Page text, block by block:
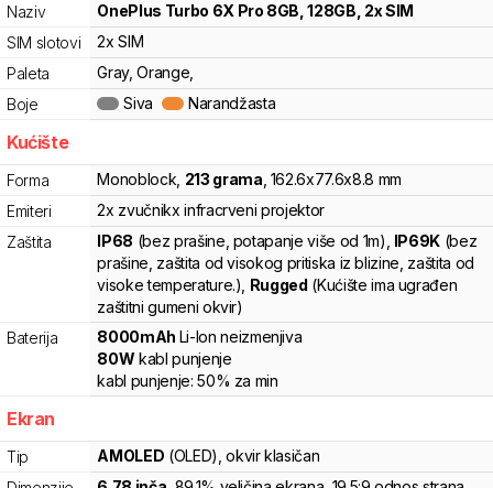
Naziv
OnePlus Turbo 6X Pro 8GB, 128GB, 2x SIM
SIM slotovi
2x SIM
Paleta
Gray, Orange,
Boje
Siva Narandžasta
Kućište
Forma Monoblock 213 grama 162.6x77.6x8.8 mm
Emiteri
2x zvučnikx infracrveni projektor
Zaštita
IP68 (bez prašine, potapanje više od 1m) IP69K (bez
prašine, zaštita od visokog pritiska iz blizine, zaštita od
visoke temperature.) Rugged (Kućište ima ugrađen
zaštitni gumeni okvir)
Baterija
8000mAh Li-Ion neizmenjiva
80W kabl punjenje
kabl punjenje:50% za min
Ekran
Tip AMOLED (OLED) , okvir klasičan